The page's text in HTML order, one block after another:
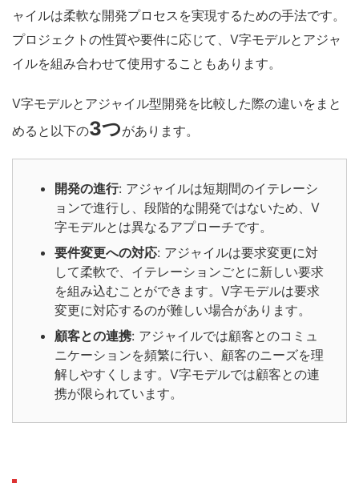
ャイルは柔軟な開発プロセスを実現するための手法です。
プロジェクトの性質や要件に応じて、V字モデルとアジャ
イルを組み合わせて使用することもあります。
V字モデルと アジャイル型開発を比較した際の違いをまと
めると以下の3つがあります。
開発の進行: アジャイルは短期間のイテレーシ
ョンで進行し、段階的な開発ではないため、V
字モデルとは異なるアプローチです。
要件変更への対応: アジャイルは要求変更に対
して柔軟で、イテレーションごとに新しい要求
を組み込むことができます。V字モデルは要求
変更に対応するのが難しい場合があります。
顧客との連携: アジャイルでは顧客とのコミュ
ニケーションを頻繁に行い、顧客のニーズを理
解しやすくします。V字モデルでは顧客との連
携が限られています。